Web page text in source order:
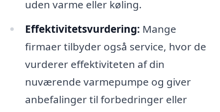
uden varme eller køling.
Effektivitetsvurdering: Mange
firmaer tilbyder også service, hvor de
vurderer effektiviteten af din
nuværende varmepumpe og giver
anbefalinger til forbedringer eller